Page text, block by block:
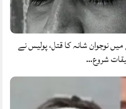
نوجوان شانہ کا قتل، پولیس نے
شروع…